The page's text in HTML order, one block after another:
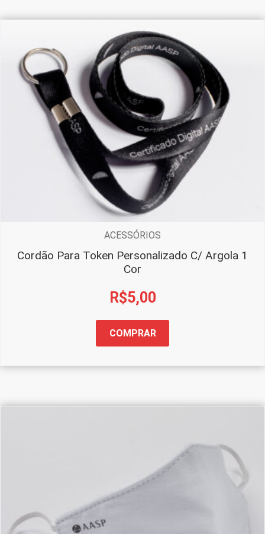
ACESSÓRIOS
Cordão Para Token Personalizado C/ Argola 1
Cor
R$5,00
COMPRAR